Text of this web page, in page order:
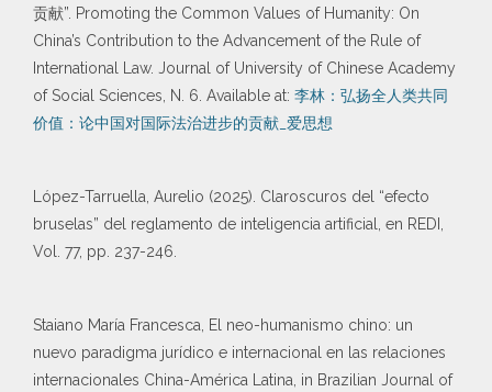
贡献”. Promoting the Common Values of Humanity: On
China’s Contribution to the Advancement of the Rule of
International Law. Journal of University of Chinese Academy
of Social Sciences, N. 6. Available at: 李林：弘扬全人类共同
价值：论中国对国际法治进步的贡献_爱思想
López-Tarruella, Aurelio (2025). Claroscuros del “efecto
bruselas” del reglamento de inteligencia artificial, en REDI,
Vol. 77, pp. 237-246.
Staiano María Francesca, El neo-humanismo chino: un
nuevo paradigma jurídico e internacional en las relaciones
internacionales China-América Latina, in Brazilian Journal of